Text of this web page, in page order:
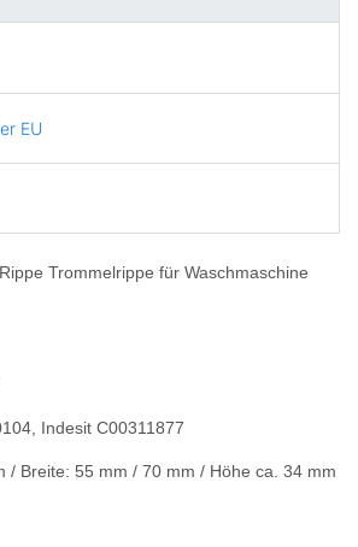
EU
Trommelrippe für Waschmaschine
Indesit C00311877
/ Breite: 55 mm / 70 mm / Höhe ca. 34 mm